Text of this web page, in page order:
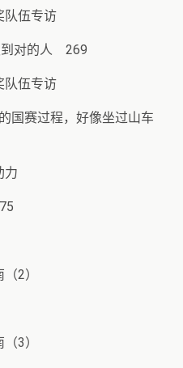
队伍专访
到对的人 269
队伍专访
国赛过程，好像坐过山车
力
2）
3）